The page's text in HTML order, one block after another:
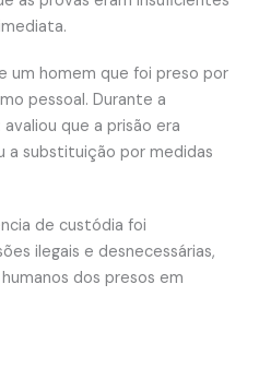
um homem que foi preso por
pessoal. Durante a
que a prisão era
a substituição por medidas
de custódia foi
ilegais e desnecessárias,
dos presos em